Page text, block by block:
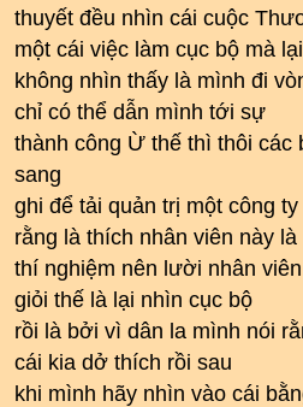
thuyết đều nhìn cái cuộc
một cái việc làm cục bộ mà lại
không nhìn thấy là mình đi
chỉ có thể dẫn mình tới sự
thành công Ừ thế thì thôi các
sang
ghi để tải quản trị một công
rằng là thích nhân viên này là
thí nghiệm nên lười nhân
giỏi thế là lại nhìn cục bộ
rồi là bởi vì dân la mình nói
cái kia dở thích rồi sau
khi mình hãy nhìn vào cái